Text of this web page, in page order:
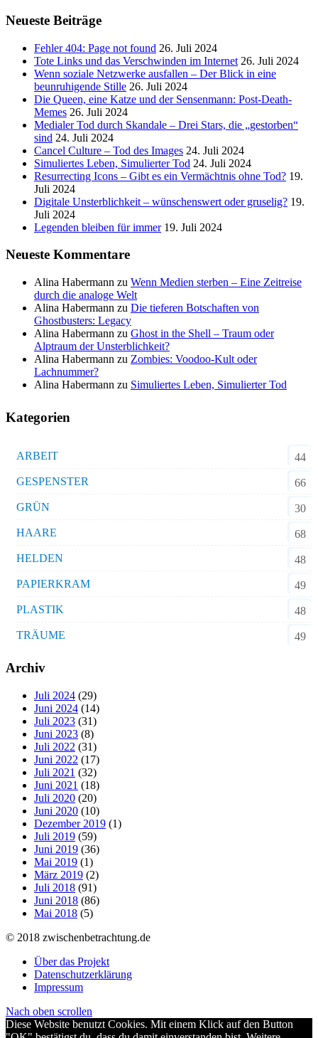
Neueste Beiträge
Fehler 404: Page not found 26. Juli 2024
Tote Links und das Verschwinden im Internet 26. Juli 2024
Wenn soziale Netzwerke ausfallen – Der Blick in eine
beunruhigende Stille 26. Juli 2024
Die Queen, eine Katze und der Sensenmann: Post-Death-
Memes 26. Juli 2024
Medialer Tod durch Skandale – Drei Stars, die „gestorben“
sind 24. Juli 2024
Cancel Culture – Tod des Images 24. Juli 2024
Simuliertes Leben, Simulierter Tod 24. Juli 2024
Resurrecting Icons – Gibt es ein Vermächtnis ohne Tod? 19.
Juli 2024
Digitale Unsterblichkeit – wünschenswert oder gruselig? 19.
Juli 2024
Legenden bleiben für immer 19. Juli 2024
Neueste Kommentare
Alina Habermann zu Wenn Medien sterben – Eine Zeitreise
durch die analoge Welt
Alina Habermann zu Die tieferen Botschaften von
Ghostbusters: Legacy
Alina Habermann zu Ghost in the Shell – Traum oder
Alptraum der Unsterblichkeit?
Alina Habermann zu Zombies: Voodoo-Kult oder
Lachnummer?
Alina Habermann zu Simuliertes Leben, Simulierter Tod
Kategorien
ARBEIT
44
GESPENSTER
66
GRÜN
30
HAARE
68
HELDEN
48
PAPIERKRAM
49
PLASTIK
48
TRÄUME
49
Archiv
Juli 2024 (29)
Juni 2024 (14)
Juli 2023 (31)
Juni 2023 (8)
Juli 2022 (31)
Juni 2022 (17)
Juli 2021 (32)
Juni 2021 (18)
Juli 2020 (20)
Juni 2020 (10)
Dezember 2019 (1)
Juli 2019 (59)
Juni 2019 (36)
Mai 2019 (1)
März 2019 (2)
Juli 2018 (91)
Juni 2018 (86)
Mai 2018 (5)
© 2018 zwischenbetrachtung.de
Über das Projekt
Datenschutzerklärung
Impressum
Nach oben scrollen
Diese Website benutzt Cookies. Mit einem Klick auf den Button